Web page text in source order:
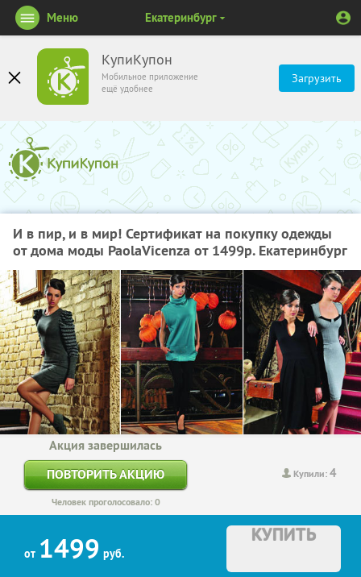
КупиКупон
Мобильное приложение
ещё удобнее
Загрузить
Меню Екатеринбург
И в пир, и в мир! Сертификат на покупку одежды
от дома моды PaolaVicenza от 1499р. Екатеринбург
Купили:4
Акция завершилась
ПОВТОРИТЬ АКЦИЮ
Человек проголосовало: 0
от 1499 руб.
КУПИТЬ